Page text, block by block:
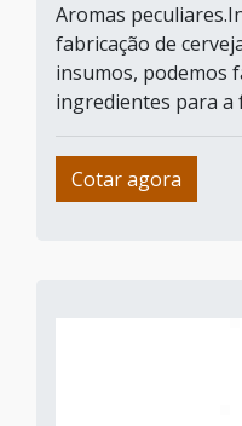
Aromas
fabricação de
insumos, podemos
ingredientes para a
Cotar agora